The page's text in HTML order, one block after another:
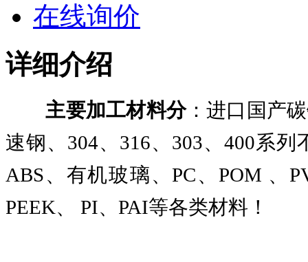
在线询价
详细介绍
主要加工材料分：进口国产
速钢、304、316、303、400系
ABS、有机玻璃、PC、POM 、
PEEK、 PI、PAI等各类材料！